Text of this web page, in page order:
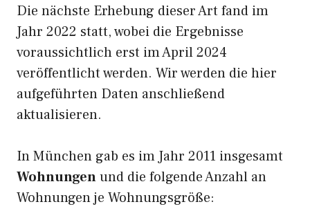
Die nächste Erhebung dieser Art fand im
Jahr 2022 statt, wobei die Ergebnisse
voraussichtlich erst im April 2024
veröffentlicht werden. Wir werden die hier
aufgeführten Daten anschließend
aktualisieren.
In München gab es im Jahr 2011 insgesamt
Wohnungenund die folgende Anzahl an
Wohnungen je Wohnungsgröße: